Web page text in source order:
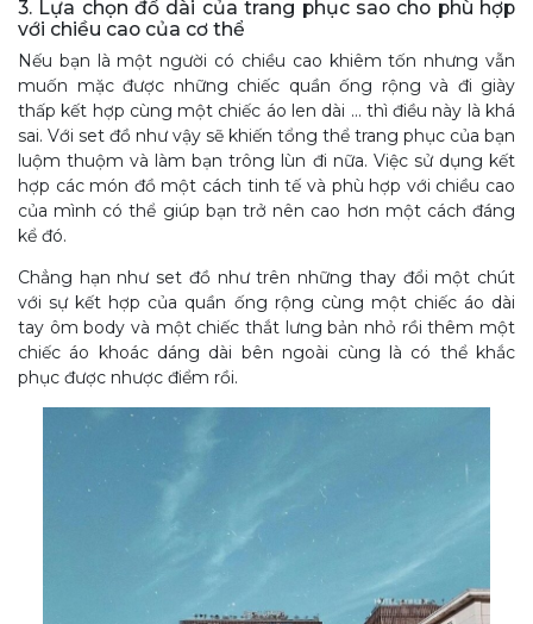
3. Lựa chọn đồ dài của trang phục sao cho phù hợp
với chiều cao của cơ thể
Nếu bạn là một người có chiều cao khiêm tốn nhưng vẫn
muốn mặc được những chiếc quần ống rộng và đi giày
thấp kết hợp cùng một chiếc áo len dài … thì điều này là khá
sai. Với set đồ như vậy sẽ khiến tổng thể trang phục của bạn
luộm thuộm và làm bạn trông lùn đi nữa. Việc sử dụng kết
hợp các món đồ một cách tinh tế và phù hợp với chiều cao
của mình có thể giúp bạn trở nên cao hơn một cách đáng
kể đó.
Chẳng hạn như set đồ như trên những thay đổi một chút
với sự kết hợp của quần ống rộng cùng một chiếc áo dài
tay ôm body và một chiếc thắt lưng bản nhỏ rồi thêm một
chiếc áo khoác dáng dài bên ngoài cùng là có thể khắc
phục được nhược điểm rồi.